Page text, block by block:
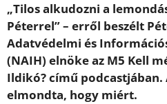
„Tilos alkudozni a
Péterrel” – erről beszélt
Adatvédelmi és
(NAIH) elnöke az M5 Kell
Ildikó? című podcastjában.
elmondta, hogy miért.